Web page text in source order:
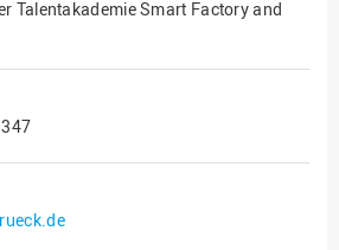
Talentakademie Smart Factory and